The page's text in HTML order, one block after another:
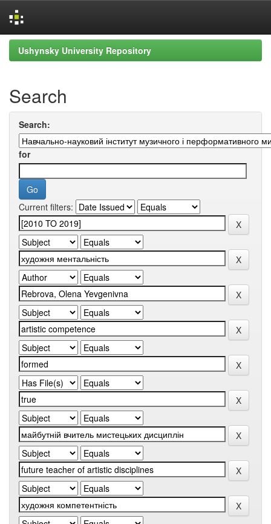
Skip
navigation
Ushynsky University Repository
Search
Search:
for
Current filters: